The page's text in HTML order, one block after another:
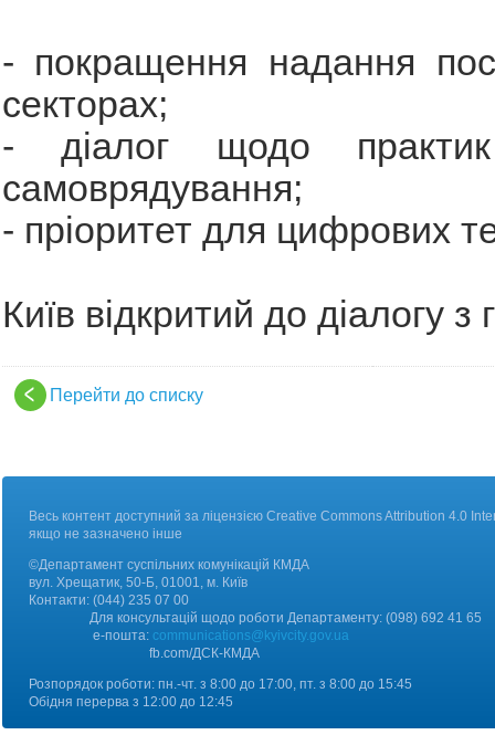
- покращення надання
секторах;
- діалог щодо практик
самоврядування;
- пріоритет для цифрових
Київ відкритий до діалогу
Перейти до списку
Весь контент доступний за ліцензією Creative Commons Attribution 4.0
якщо не зазначено інше
©Департамент суспільних комунікацій КМДА
вул. Хрещатик, 50-Б, 01001, м. Київ
Контакти: (044) 235 07 00
Для консультацій щодо роботи Департаменту: (098) 692 41 65
е-пошта: communications@kyivcity.gov.ua
fb.com/ДCК-КМДА
Розпорядок роботи: пн.-чт. з 8:00 до 17:00, пт. з 8:00 до 15:45
Обідня перерва з 12:00 до 12:45